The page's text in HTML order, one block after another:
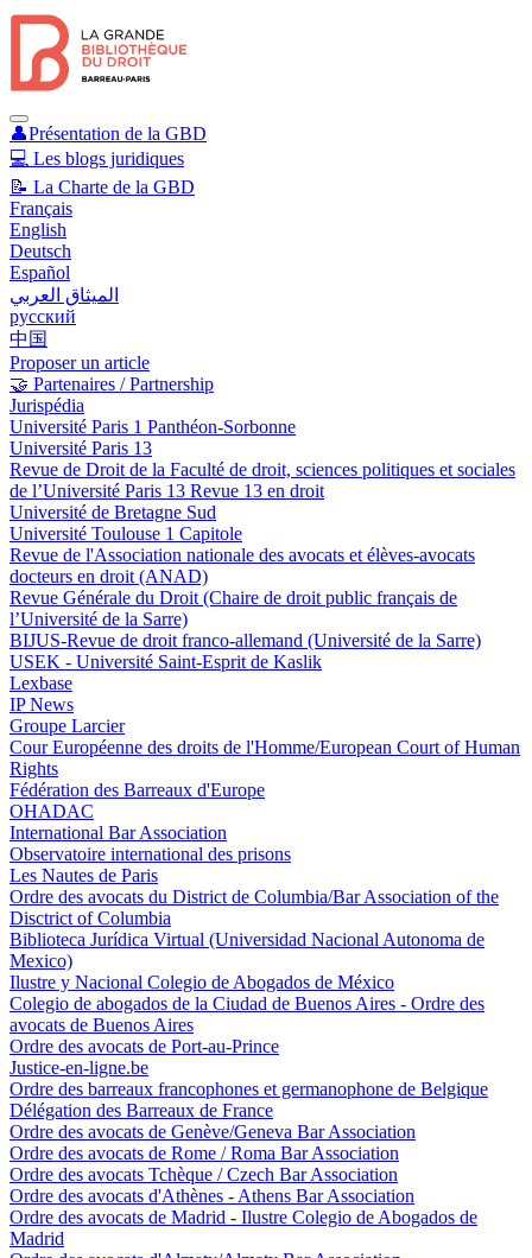
👤Présentation de la GBD
💻 Les blogs juridiques
📝 La Charte de la GBD
Français
English
Deutsch
Español
الميثاق العربي
русский
中国
Proposer un article
🤝 Partenaires / Partnership
Jurispédia
Université Paris 1 Panthéon-Sorbonne
Université Paris 13
Revue de Droit de la Faculté de droit, sciences politiques et sociales
de l’Université Paris 13 Revue 13 en droit
Université de Bretagne Sud
Université Toulouse 1 Capitole
Revue de l'Association nationale des avocats et élèves-avocats
docteurs en droit (ANAD)
Revue Générale du Droit (Chaire de droit public français de
l’Université de la Sarre)
BIJUS-Revue de droit franco-allemand (Université de la Sarre)
USEK - Université Saint-Esprit de Kaslik
Lexbase
IP News
Groupe Larcier
Cour Européenne des droits de l'Homme/European Court of Human
Rights
Fédération des Barreaux d'Europe
OHADAC
International Bar Association
Observatoire international des prisons
Les Nautes de Paris
Ordre des avocats du District de Columbia/Bar Association of the
Disctrict of Columbia
Biblioteca Jurídica Virtual (Universidad Nacional Autonoma de
Mexico)
Ilustre y Nacional Colegio de Abogados de México
Colegio de abogados de la Ciudad de Buenos Aires - Ordre des
avocats de Buenos Aires
Ordre des avocats de Port-au-Prince
Justice-en-ligne.be
Ordre des barreaux francophones et germanophone de Belgique
Délégation des Barreaux de France
Ordre des avocats de Genève/Geneva Bar Association
Ordre des avocats de Rome / Roma Bar Association
Ordre des avocats Tchèque / Czech Bar Association
Ordre des avocats d'Athènes - Athens Bar Association
Ordre des avocats de Madrid - Ilustre Colegio de Abogados de
Madrid